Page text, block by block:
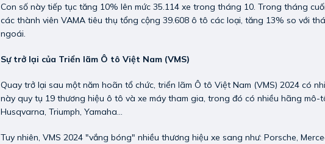
Con số này tiếp tục tăng 10% lên mức 35.114 xe trong tháng 10. Trong tháng
các thành viên VAMA tiêu thụ tổng cộng 39.608 ô tô các loại, tăng 13% so với
ngoái.
Sự trở lại của Triển lãm Ô tô Việt Nam (VMS)
Quay trở lại sau một năm hoãn tổ chức, triển lãm Ô tô Việt Nam (VMS) 2024 có
này quy tụ 19 thương hiệu ô tô và xe máy tham gia, trong đó có nhiều hãng mô-
Husqvarna, Triumph, Yamaha…
Tuy nhiên, VMS 2024 "vắng bóng" nhiều thương hiệu xe sang như: Porsche,